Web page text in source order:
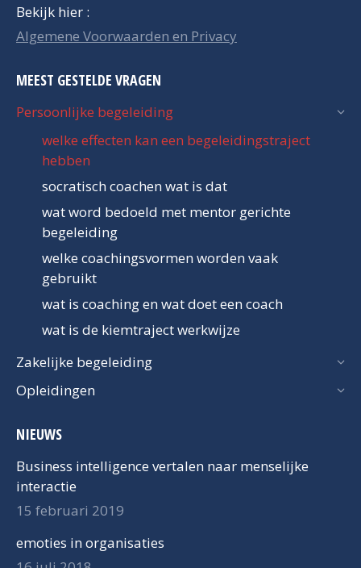
Bekijk hier :
Algemene Voorwaarden en Privacy
MEEST GESTELDE VRAGEN
Persoonlijke begeleiding
welke effecten kan een begeleidingstraject
hebben
socratisch coachen wat is dat
wat word bedoeld met mentor gerichte
begeleiding
welke coachingsvormen worden vaak
gebruikt
wat is coaching en wat doet een coach
wat is de kiemtraject werkwijze
Zakelijke begeleiding
Opleidingen
NIEUWS
Business intelligence vertalen naar menselijke
interactie
15 februari 2019
emoties in organisaties